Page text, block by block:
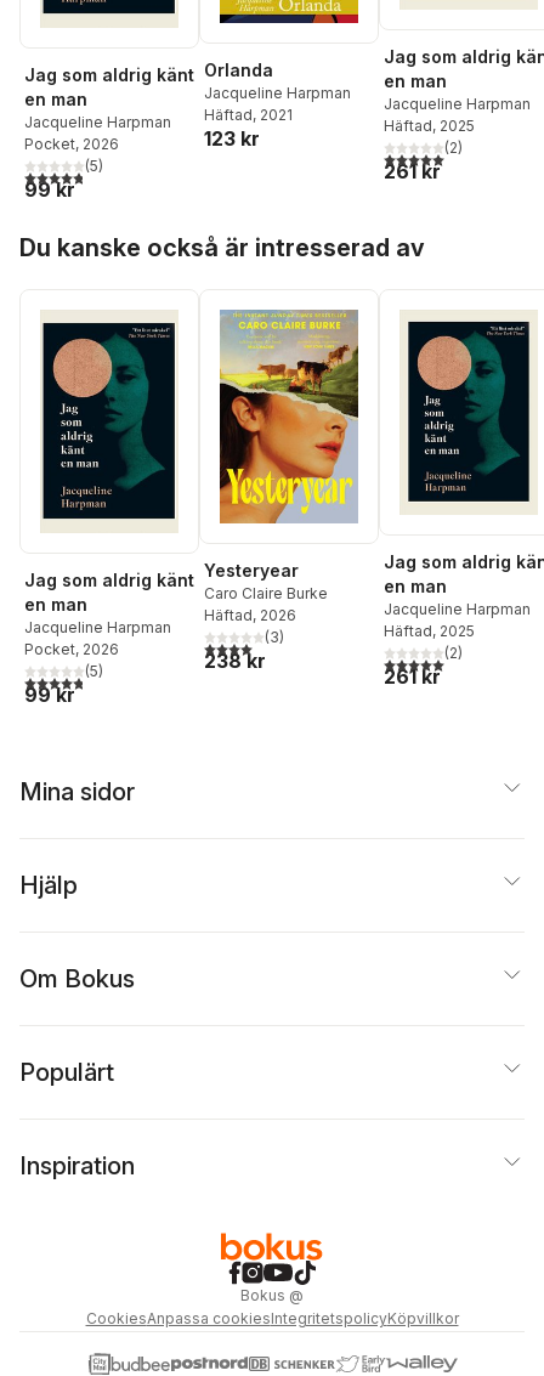
Jag som aldrig känt
en man
Jacqueline Harpman
Pocket, 2026
4,8utav 5 stjärnor. Totalt antal röster:
(5)
99 kr
Orlanda
Jacqueline Harpman
Häftad, 2021
123 kr
Jag som aldrig
en man
Jacqueline Harpman
Häftad, 2025
5,0utav 5 stjärnor.
(2)
261 kr
Du kanske också är intresserad av
Jag som aldrig känt
en man
Jacqueline Harpman
Pocket, 2026
4,8utav 5 stjärnor. Totalt antal röster:
(5)
99 kr
Yesteryear
Caro Claire Burke
Häftad, 2026
4,0utav 5 stjärnor. Totalt antal röster:
(3)
238 kr
Jag som aldrig
en man
Jacqueline Harpman
Häftad, 2025
5,0utav 5 stjärnor.
(2)
261 kr
Mina sidor
Hjälp
Om Bokus
Populärt
Inspiration
Bokus @
CookiesAnpassa cookiesIntegritetspolicyKöpvillkor